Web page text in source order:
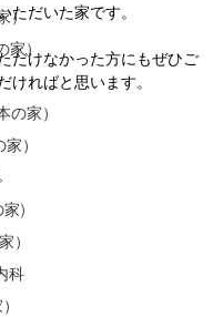
）
家）
家）
）
家)
）
科
ただいた家です。
だけなかった方にもぜひご
ければと思います。